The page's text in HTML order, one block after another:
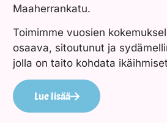
Maaherrankatu.
Toimimme vuosien
osaava, sitoutunut ja
jolla on taito kohdata
Lue lisää